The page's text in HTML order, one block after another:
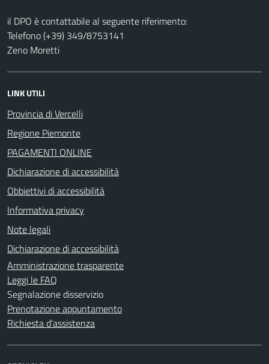
il DPO è contattabile al seguente riferimento:
Telefono (+39) 349/8753141
Zeno Moretti
LINK UTILI
Provincia di Vercelli
Regione Piemonte
PAGAMENTI ONLINE
Dichiarazione di accessibilità
Obbiettivi di accessibilità
Informativa privacy
Note legali
Dichiarazione di accessibilità
Amministrazione trasparente
Leggi le FAQ
Segnalazione disservizio
Prenotazione appuntamento
Richiesta d'assistenza